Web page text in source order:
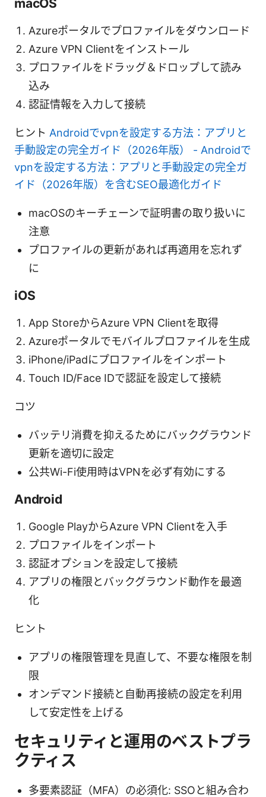
macOS
Azureポータルでプロファイルをダウンロード
Azure VPN Clientをインストール
プロファイルをドラッグ＆ドロップして読み
込み
認証情報を入力して接続
ヒント Androidでvpnを設定する方法：アプリと
手動設定の完全ガイド（2026年版） - Androidで
vpnを設定する方法：アプリと手動設定の完全ガ
イド（2026年版）を含むSEO最適化ガイド
macOSのキーチェーンで証明書の取り扱いに
注意
プロファイルの更新があれば再適用を忘れず
に
iOS
App StoreからAzure VPN Clientを取得
Azureポータルでモバイルプロファイルを生成
iPhone/iPadにプロファイルをインポート
Touch ID/Face IDで認証を設定して接続
コツ
バッテリ消費を抑えるためにバックグラウンド
更新を適切に設定
公共Wi-Fi使用時はVPNを必ず有効にする
Android
Google PlayからAzure VPN Clientを入手
プロファイルをインポート
認証オプションを設定して接続
アプリの権限とバックグラウンド動作を最適
化
ヒント
アプリの権限管理を見直して、不要な権限を制
限
オンデマンド接続と自動再接続の設定を利用
して安定性を上げる
セキュリティと運用のベストプラ
クティス
多要素認証（MFA）の必須化: SSOと組み合わ